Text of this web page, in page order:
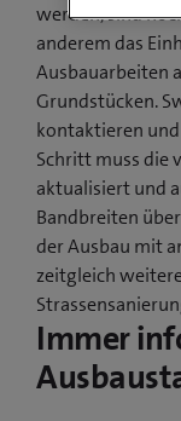
werden, sind
anderem das
Ausbauarbeiten
Grundstücken.
kontaktieren
Schritt muss die
aktualisiert und
Bandbreiten
der Ausbau mit
zeitgleich
Immer